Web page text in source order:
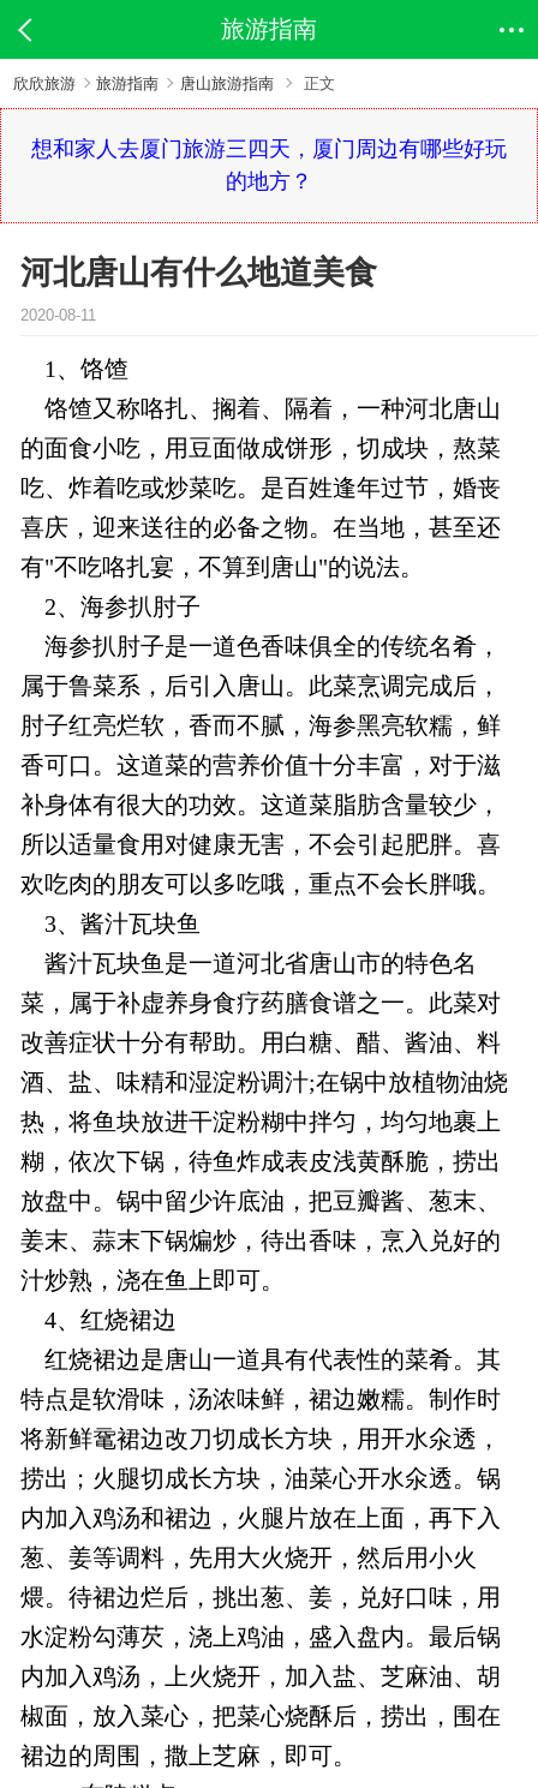
旅游指南
欣欣旅游 旅游指南 唐山旅游指南 正文
想和家人去厦门旅游三四天，厦门周边有哪些好玩
的地方？
河北唐山有什么地道美食
2020-08-11
1、饹馇
饹馇又称咯扎、搁着、隔着，一种河北唐山
的面食小吃，用豆面做成饼形，切成块，熬菜
吃、炸着吃或炒菜吃。是百姓逢年过节，婚丧
喜庆，迎来送往的必备之物。在当地，甚至还
有"不吃咯扎宴，不算到唐山"的说法。
2、海参扒肘子
海参扒肘子是一道色香味俱全的传统名肴，
属于鲁菜系，后引入唐山。此菜烹调完成后，
肘子红亮烂软，香而不腻，海参黑亮软糯，鲜
香可口。这道菜的营养价值十分丰富，对于滋
补身体有很大的功效。这道菜脂肪含量较少，
所以适量食用对健康无害，不会引起肥胖。喜
欢吃肉的朋友可以多吃哦，重点不会长胖哦。
3、酱汁瓦块鱼
酱汁瓦块鱼是一道河北省唐山市的特色名
菜，属于补虚养身食疗药膳食谱之一。此菜对
改善症状十分有帮助。用白糖、醋、酱油、料
酒、盐、味精和湿淀粉调汁;在锅中放植物油烧
热，将鱼块放进干淀粉糊中拌匀，均匀地裹上
糊，依次下锅，待鱼炸成表皮浅黄酥脆，捞出
放盘中。锅中留少许底油，把豆瓣酱、葱末、
姜末、蒜末下锅煸炒，待出香味，烹入兑好的
汁炒熟，浇在鱼上即可。
4、红烧裙边
红烧裙边是唐山一道具有代表性的菜肴。其
特点是软滑味，汤浓味鲜，裙边嫩糯。制作时
将新鲜鼋裙边改刀切成长方块，用开水氽透，
捞出；火腿切成长方块，油菜心开水氽透。锅
内加入鸡汤和裙边，火腿片放在上面，再下入
葱、姜等调料，先用大火烧开，然后用小火
煨。待裙边烂后，挑出葱、姜，兑好口味，用
水淀粉勾薄芡，浇上鸡油，盛入盘内。最后锅
内加入鸡汤，上火烧开，加入盐、芝麻油、胡
椒面，放入菜心，把菜心烧酥后，捞出，围在
裙边的周围，撒上芝麻，即可。